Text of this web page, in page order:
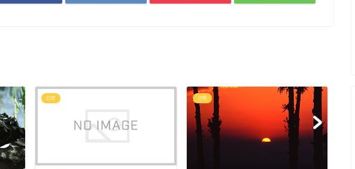
日常 日常